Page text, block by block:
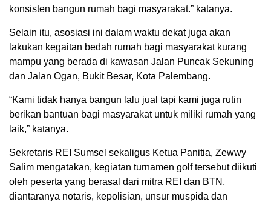
konsisten bangun rumah bagi masyarakat.” katanya.
Selain itu, asosiasi ini dalam waktu dekat juga akan
lakukan kegaitan bedah rumah bagi masyarakat kurang
mampu yang berada di kawasan Jalan Puncak Sekuning
dan Jalan Ogan, Bukit Besar, Kota Palembang.
“Kami tidak hanya bangun lalu jual tapi kami juga rutin
berikan bantuan bagi masyarakat untuk miliki rumah yang
laik,” katanya.
Sekretaris REI Sumsel sekaligus Ketua Panitia, Zewwy
Salim mengatakan, kegiatan turnamen golf tersebut diikuti
oleh peserta yang berasal dari mitra REI dan BTN,
diantaranya notaris, kepolisian, unsur muspida dan